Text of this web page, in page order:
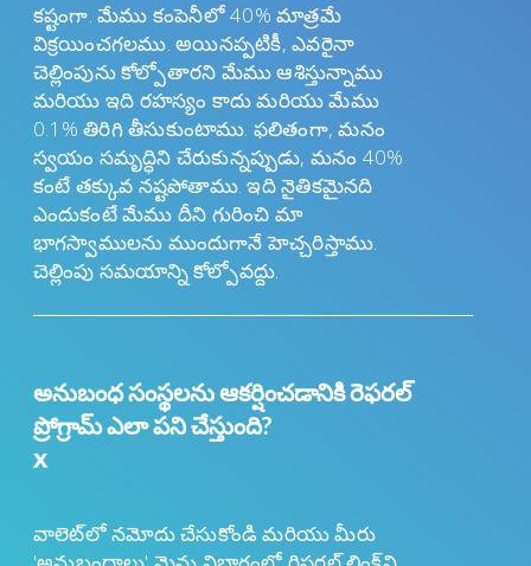
కష్టంగా. మేము కంపెనీలో 40% మాత్రమే
విక్రయించగలము. అయినప్పటికీ, ఎవరైనా
చెల్లింపును కోల్పోతారని మేము ఆశిస్తున్నాము
మరియు ఇది రహస్యం కాదు మరియు మేము
0.1% తిరిగి తీసుకుంటాము. ఫలితంగా, మనం
స్వయం సమృద్ధిని చేరుకున్నప్పుడు, మనం 40%
కంటే తక్కువ నష్టపోతాము. ఇది నైతికమైనది
ఎందుకంటే మేము దీని గురించి మా
భాగస్వాములను ముందుగానే హెచ్చరిస్తాము.
చెల్లింపు సమయాన్ని కోల్పోవద్దు.
అనుబంధ సంస్థలను ఆకర్షించడానికి రెఫరల్
ప్రోగ్రామ్ ఎలా పని చేస్తుంది?
x
వాలెట్‌లో నమోదు చేసుకోండి మరియు మీరు